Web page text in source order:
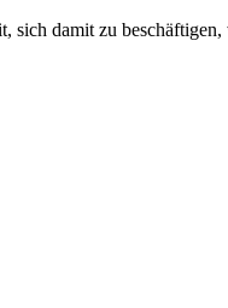
damit zu